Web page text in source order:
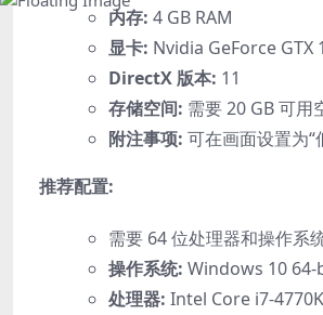
内存: 4 GB RAM
显卡: Nvidia GeForce GTX
DirectX 版本: 11
存储空间: 需要 20 GB 可用
附注事项: 可在画面设置为
推荐配置:
需要 64 位处理器和操作系
操作系统: Windows 10
处理器: Intel Core i7-